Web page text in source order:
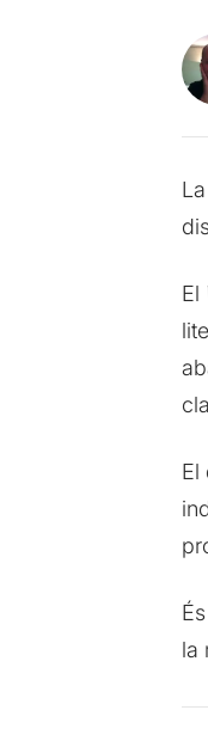
El
El
la